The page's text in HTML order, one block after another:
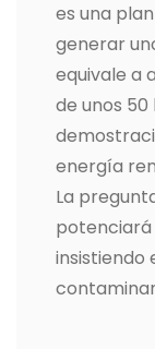
es una
generar
equivale a
de unos 50
energía
La
potenciará
insistiendo